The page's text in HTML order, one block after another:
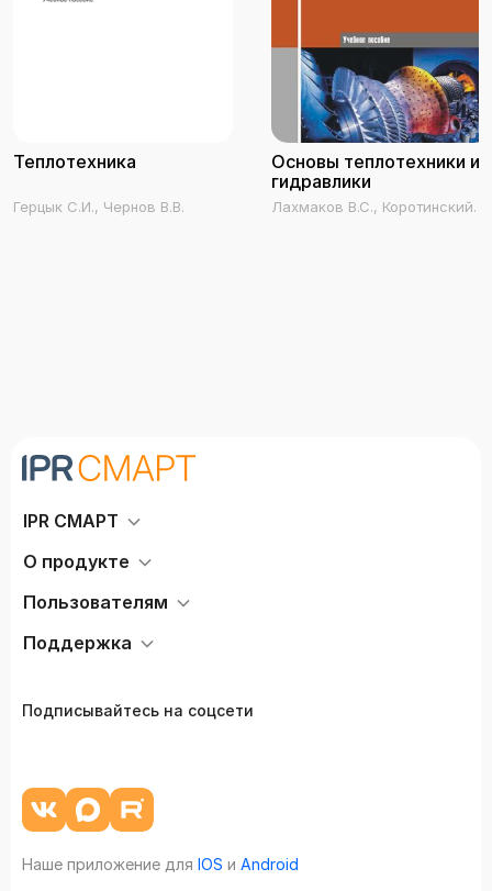
Теплотехника
Герцык С.И., Чернов В.В.
Основы теплотехники и
гидравлики
Лахмаков В.С., Коротинский
IPR СМАРТ
О продукте
Пользователям
Поддержка
Подписывайтесь на соцсети
Наше приложение для IOS и Android